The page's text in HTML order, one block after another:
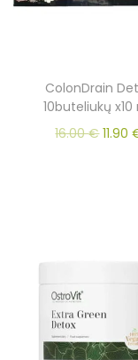
ColonDrain
10buteliukų x10
16.00€ 11.90